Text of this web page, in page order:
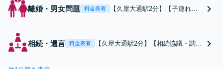
離婚・男女問題 料金表有
【久屋大通駅2分】【子連れ相
肢が広がります。ネットの情報
相続・遺言 料金表有
【久屋大通駅2分】【相続協議・調